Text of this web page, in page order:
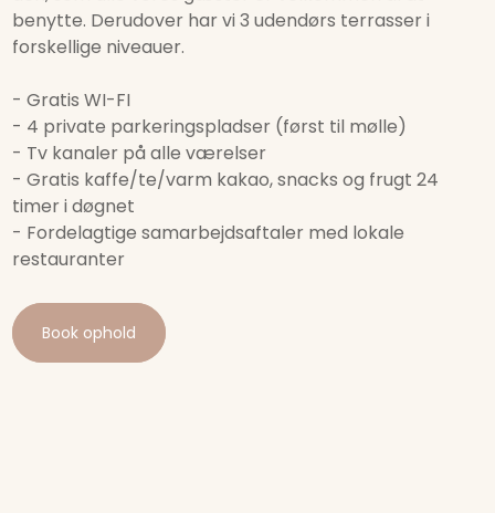
benytte. Derudover har vi 3 udendørs terrasser i
forskellige niveauer.
​- Gratis WI-FI
​- 4 private parkeringspladser (først til mølle)
​- Tv kanaler på alle værelser
​- Gratis kaffe/te/varm kakao, snacks og frugt 24
timer i døgnet
​- Fordelagtige samarbejdsaftaler med lokale
restauranter
Book ophold